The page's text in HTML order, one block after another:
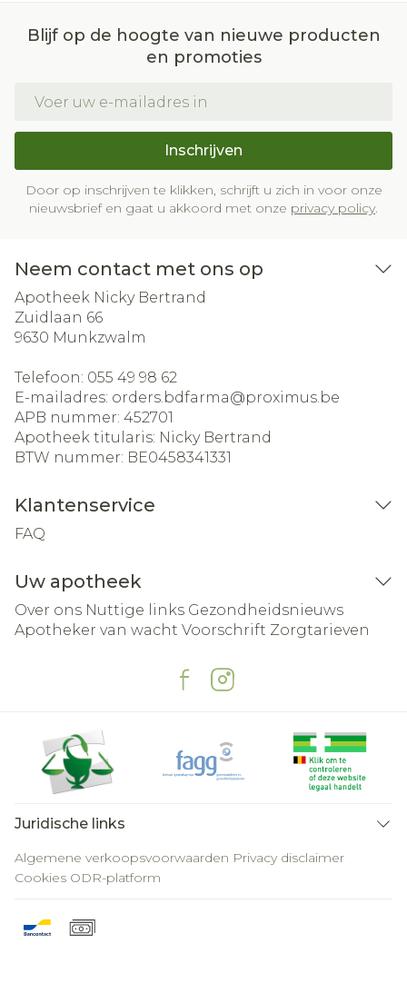
Blijf op de hoogte van nieuwe producten
en promoties
Inschrijven
Door op inschrijven te klikken, schrijft u zich in voor onze
nieuwsbrief en gaat u akkoord met onze privacy policy.
Neem contact met ons op
Apotheek Nicky Bertrand
Zuidlaan 66
9630 Munkzwalm
Telefoon: 055 49 98 62
E-mailadres: orders.bdfarma@proximus.be
APB nummer: 452701
Apotheek titularis: Nicky Bertrand
BTW nummer: BE0458341331
Klantenservice
FAQ
Uw apotheek
Over ons Nuttige links Gezondheidsnieuws
Apotheker van wacht Voorschrift Zorgtarieven
Juridische links
Algemene verkoopsvoorwaarden Privacy disclaimer
Cookies ODR-platform